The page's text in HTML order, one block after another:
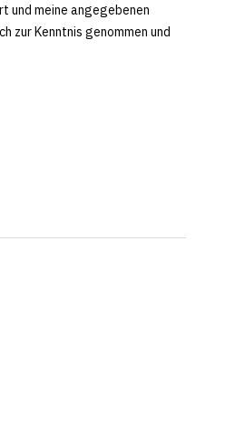
und meine angegebenen
zur Kenntnis genommen und